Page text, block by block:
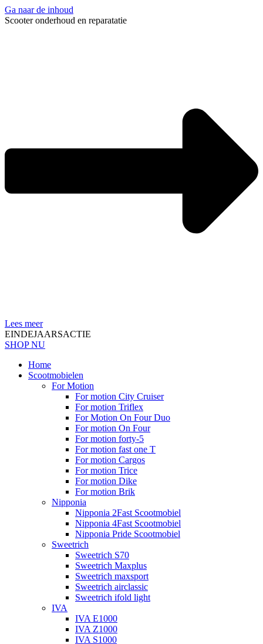
Ga naar de inhoud
Scooter onderhoud en reparatatie
Lees meer
EINDEJAARSACTIE
SHOP NU
Home
Scootmobielen
For Motion
For motion City Cruiser
For motion Triflex
For Motion On Four Duo
For motion On Four
For motion forty-5
For motion fast one T
For motion Cargos
For motion Trice
For motion Dike
For motion Brik
Nipponia
Nipponia 2Fast Scootmobiel
Nipponia 4Fast Scootmobiel
Nipponia Pride Scootmobiel
Sweetrich
Sweetrich S70
Sweetrich Maxplus
Sweetrich maxsport
Sweetrich airclassic
Sweetrich ifold light
IVA
IVA E1000
IVA Z1000
IVA S1000